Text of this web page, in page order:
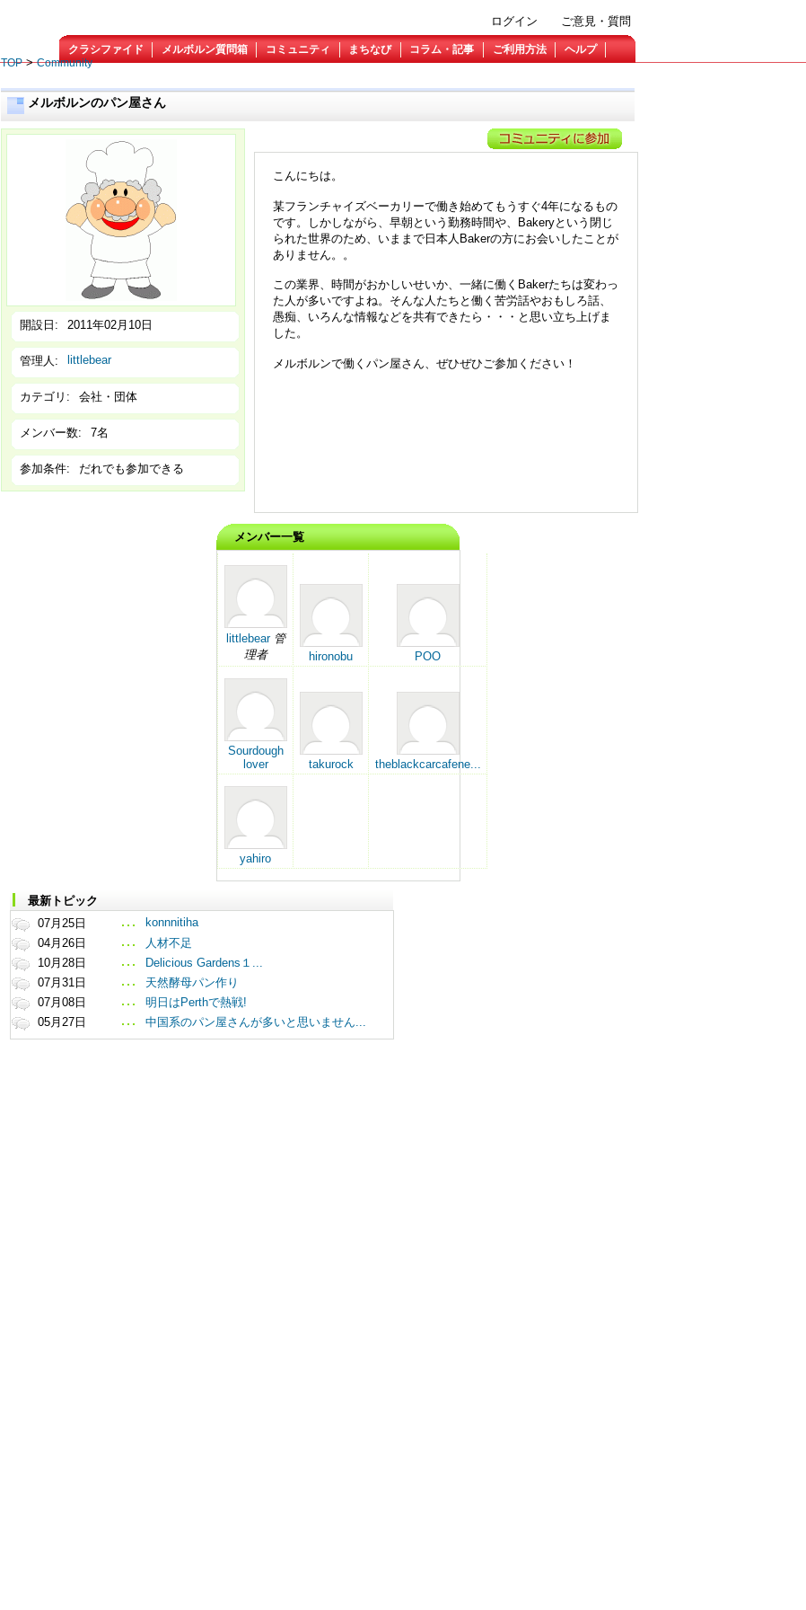
ご意見・質問
ログイン
クラシファイド メルボルン質問箱 コミュニティ まちなび コラム・記事 ご利用方法 ヘルプ
TOP> Community
メルボルンのパン屋さん
開設日: 2011年02月10日
管理人: littlebear
カテゴリ: 会社・団体
メンバー数: 7名
参加条件: だれでも参加できる
こんにちは。
某フランチャイズベーカリーで働き始めてもうすぐ4年になるもの
です。しかしながら、早朝という勤務時間や、Bakeryという閉じ
られた世界のため、いままで日本人Bakerの方にお会いしたことが
ありません。。
この業界、時間がおかしいせいか、一緒に働くBakerたちは変わっ
た人が多いですよね。そんな人たちと働く苦労話やおもしろ話、
愚痴、いろんな情報などを共有できたら・・・と思い立ち上げま
した。
メルボルンで働くパン屋さん、ぜひぜひご参加ください！
メンバー一覧
littlebear 管
理者
hironobu POO
Sourdough
lover
takurock theblackcarcafene...
yahiro
最新トピック
07月25日
konnnitiha
04月26日
人材不足
10月28日
Delicious Gardens１...
07月31日
天然酵母パン作り
07月08日
明日はPerthで熱戦!
05月27日
中国系のパン屋さんが多いと思いません...